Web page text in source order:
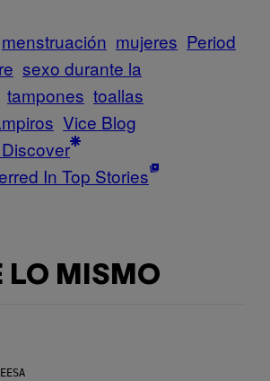
menstruación mujeres Period
sexo durante la
tampones toallas
Vice Blog
In Top Stories
LO MISMO